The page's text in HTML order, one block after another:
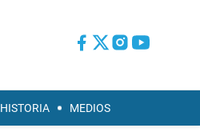
HISTORIA MEDIOS